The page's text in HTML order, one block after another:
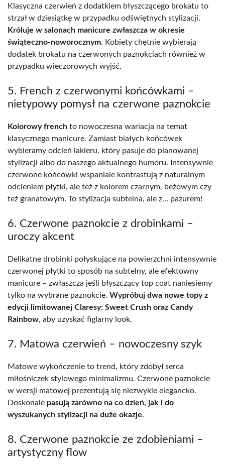
Klasyczna czerwień z dodatkiem błyszczącego brokatu to
strzał w dziesiątkę w przypadku odświętnych stylizacji.
Króluje w salonach manicure zwłaszcza w okresie
świąteczno-noworocznym. Kobiety chętnie wybierają
dodatek brokatu na czerwonych paznokciach również w
przypadku wieczorowych wyjść.
5. French z czerwonymi końcówkami –
nietypowy pomysł na czerwone paznokcie
Kolorowy french to nowoczesna wariacja na temat
klasycznego manicure. Zamiast białych końcówek
wybieramy odcień lakieru, który pasuje do planowanej
stylizacji albo do naszego aktualnego humoru. Intensywnie
czerwone końcówki wspaniale kontrastują z naturalnym
odcieniem płytki, ale też z kolorem czarnym, beżowym czy
też granatowym. To stylizacja subtelna, ale z… pazurem!
6. Czerwone paznokcie z drobinkami –
uroczy akcent
Delikatne drobinki połyskujące na powierzchni intensywnie
czerwonej płytki to sposób na subtelny, ale efektowny
manicure – zwłaszcza jeśli błyszczący top coat naniesiemy
tylko na wybrane paznokcie. Wypróbuj dwa nowe topy z
edycji limitowanej Claresy: Sweet Crush oraz Candy
Rainbow, aby uzyskać figlarny look.
7. Matowa czerwień – nowoczesny szyk
Matowe wykończenie to trend, który zdobył serca
miłośniczek stylowego minimalizmu. Czerwone paznokcie
w wersji matowej prezentują się niezwykle elegancko.
Doskonale pasują zarówno na co dzień, jak i do
wyszukanych stylizacji na duże okazje.
8. Czerwone paznokcie ze zdobieniami –
artystyczny flow